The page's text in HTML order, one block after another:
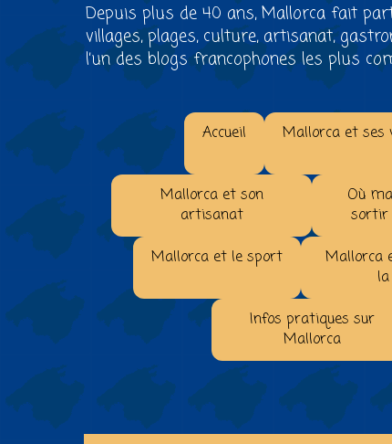
Depuis plus de 40 ans, Mallorca fait
villages, plages, culture, artisanat,
l’un des blogs francophones les plus
Accueil Mallorca et ses
Mallorca et son
artisanat
Où
sortir
Mallorca et le sport
Mallorca
Infos pratiques sur
Mallorca